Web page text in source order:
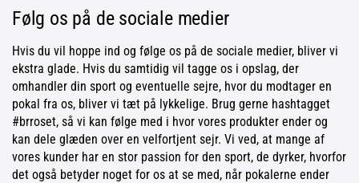
Følg os på de sociale medier
Hvis du vil hoppe ind og følge os på de sociale medier, bliver vi
ekstra glade. Hvis du samtidig vil tagge os i opslag, der
omhandler din sport og eventuelle sejre, hvor du modtager en
pokal fra os, bliver vi tæt på lykkelige. Brug gerne hashtagget
#brroset, så vi kan følge med i hvor vores produkter ender og
kan dele glæden over en velfortjent sejr. Vi ved, at mange af
vores kunder har en stor passion for den sport, de dyrker, hvorfor
det også betyder noget for os at se med, når pokalerne ender